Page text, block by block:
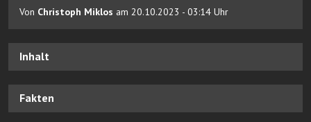
Von Christoph Miklos am 20.10.2023 - 03:14 Uhr
Inhalt
Fakten